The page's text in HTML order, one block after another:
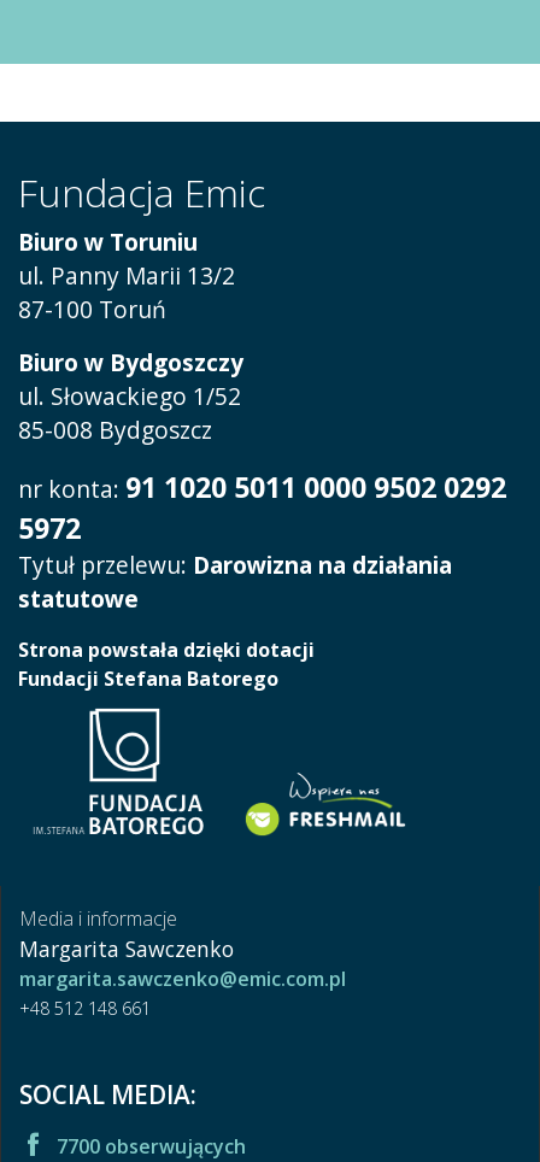
Fundacja Emic
Biuro w Toruniu
ul. Panny Marii 13/2
87-100 Toruń
Biuro w Bydgoszczy
ul. Słowackiego 1/52
85-008 Bydgoszcz
nr konta: 91 1020 5011 0000 9502 0292
5972
Tytuł przelewu: Darowizna na działania
statutowe
Strona powstała dzięki dotacji
Fundacji Stefana Batorego
Media i informacje
Margarita Sawczenko
margarita.sawczenko@emic.com.pl
+48 512 148 661
SOCIAL MEDIA:
7700 obserwujących